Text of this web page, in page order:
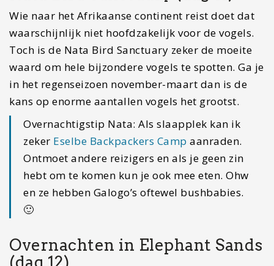
Een overnachtingstip als dagactiviteit? Jazeker.
Deze aan het waterplas gelegen accommodatie
met restaurant is een hoogtepunt op zich. Je kan
hier tegen een redelijk normaal tarief kamperen
of een hutje huren en de hele dag je ogen
uitkijken met olifanten en andere dieren die
komen en gaan. Plof neer op het terras van het
restaurant en kijk je ogen uit. Deze
accommodatie kan dan ook zeker niet ontbreken
in jouw Botswana reisroute.
Reisroute Botswana: Elephant
Highway rijden (dag 13)
Vandaag stap je in de auto voor misschien wel de
meest bijzondere autoweg ter wereld, de